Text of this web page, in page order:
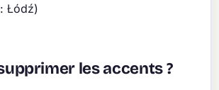
Łódź)
les accents ?